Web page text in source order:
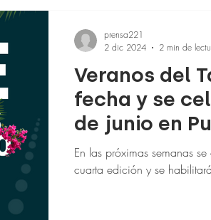
Veranos del
fecha y se
de junio en
En las próximas semanas
cuarta edición y se
prensa221
2 dic 2024
2 min de